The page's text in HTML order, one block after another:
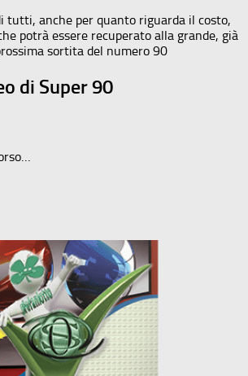
tutti, anche per quanto riguarda il costo,
potrà essere recuperato alla grande, già
sortita del numero 90
di Super 90